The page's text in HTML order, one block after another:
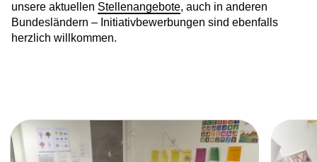
Kehrwoche ohne Grenzen
Disco-Start in den Sommerferien
unsere aktuellen Stellenangebote, auch in anderen
Bundesländern – Initiativbewerbungen sind ebenfalls
herzlich willkommen.
Slide 1 of 12